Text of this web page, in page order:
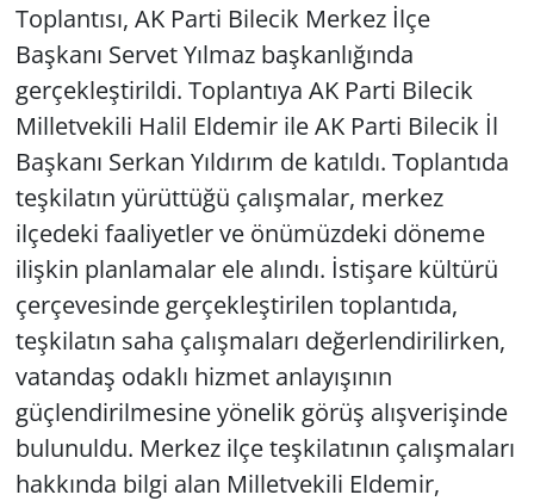
Toplantısı, AK Parti Bilecik Merkez İlçe
Başkanı Servet Yılmaz başkanlığında
gerçekleştirildi. Toplantıya AK Parti Bilecik
Milletvekili Halil Eldemir ile AK Parti Bilecik İl
Başkanı Serkan Yıldırım de katıldı. Toplantıda
teşkilatın yürüttüğü çalışmalar, merkez
ilçedeki faaliyetler ve önümüzdeki döneme
ilişkin planlamalar ele alındı. İstişare kültürü
çerçevesinde gerçekleştirilen toplantıda,
teşkilatın saha çalışmaları değerlendirilirken,
vatandaş odaklı hizmet anlayışının
güçlendirilmesine yönelik görüş alışverişinde
bulunuldu. Merkez ilçe teşkilatının çalışmaları
hakkında bilgi alan Milletvekili Eldemir,